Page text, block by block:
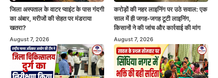
जिला अस्पताल के वाटर प्वाइंट के पास गंदगी
का अंबार, मरीजों की सेहत पर मंडराया
खतरा?
August 7, 2026
करोड़ों की नहर लाइनिंग पर उठे सवाल: एक
साल में ही जगह-जगह टूटी लाइनिंग,
किसानों ने की जांच और कार्रवाई की मांग
August 7, 2026